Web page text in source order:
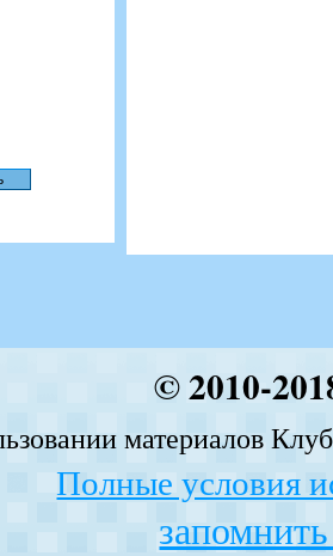
© 2010-
материалов
Полные условия